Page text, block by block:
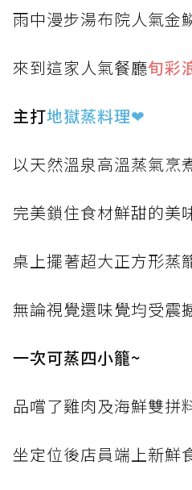
雨中漫步湯布院人氣金
來到這家人氣餐廳旬彩
主打地獄蒸料理❤
以天然溫泉高溫蒸氣烹
完美鎖住食材鮮甜的美
桌上擺著超大正方形蒸
無論視覺還味覺均受震
一次可蒸四小籠~
品嚐了雞肉及海鮮雙拼
坐定位後店員端上新鮮